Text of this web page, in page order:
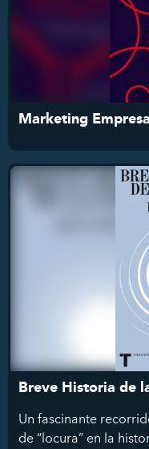
Marketing
Breve Historia de
Un fascinante
de “locura” en la